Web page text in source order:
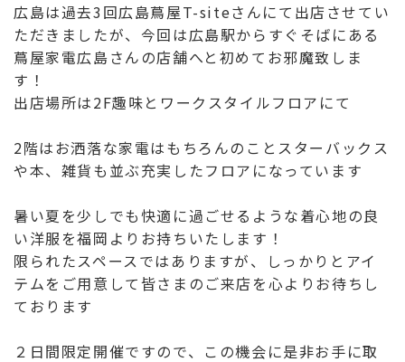
広島は過去3回広島蔦屋T-siteさんにて出店させてい
ただきましたが、今回は広島駅からすぐそばにある
蔦屋家電広島さんの店舗へと初めてお邪魔致しま
す！
出店場所は2F趣味とワークスタイルフロアにて
2階はお洒落な家電はもちろんのことスターバックス
や本、雑貨も並ぶ充実したフロアになっています
暑い夏を少しでも快適に過ごせるような着心地の良
い洋服を福岡よりお持ちいたします！
限られたスペースではありますが、しっかりとアイ
テムをご用意して皆さまのご来店を心よりお待ちし
ております
２日間限定開催ですので、この機会に是非お手に取